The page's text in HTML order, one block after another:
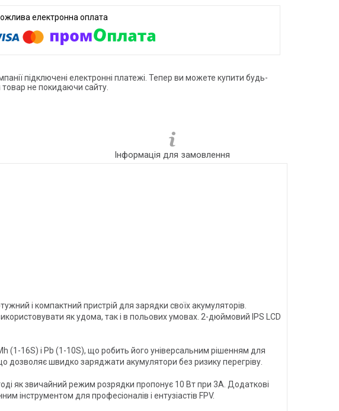
підключені електронні платежі. Тепер ви можете купити будь-
товар не покидаючи сайту.
Інформація для замовлення
і компактний пристрій для зарядки своїх акумуляторів.
як удома, так і в польових умовах. 2-дюймовий IPS LCD
(1-16S) і Pb (1-10S), що робить його універсальним рішенням для
дозволяє швидко заряджати акумулятори без ризику перегріву.
як звичайний режим розрядки пропонує 10 Вт при 3A. Додаткові
інструментом для професіоналів і ентузіастів FPV.